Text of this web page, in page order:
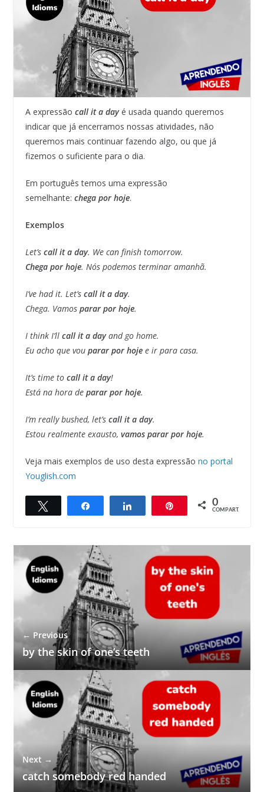
A expressão call it a dayé usada quando queremos
indicar que já encerramos nossas atividades, não
queremos mais continuar fazendo algo, ou que já
fizemos o suficiente para o dia.
Em português temos uma expressão
semelhante: chega por hoje.
Exemplos
Let’s call it a day. We can finish tomorrow.
Chega por hoje. Nós podemos terminar amanhã.
I’ve had it. Let’s call it a day.
Chega. Vamos parar por hoje.
I think I’ll call it a dayand go home.
Eu acho que vou parar por hojee ir para casa.
It’s time to call it a day!
Está na hora de parar por hoje.
I’m really bushed, let’s call it a day.
Estou realmente exausto, vamos parar por hoje.
Veja mais exemplos de uso desta expressão no portal
Youglish.com
Compartilhar Compartilhar 0
COMPART.
← Previous
by the skin of one’s teeth
Next →
catch somebody red handed